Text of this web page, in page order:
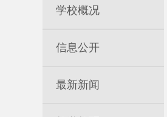
学校概况
信息公开
最新新闻